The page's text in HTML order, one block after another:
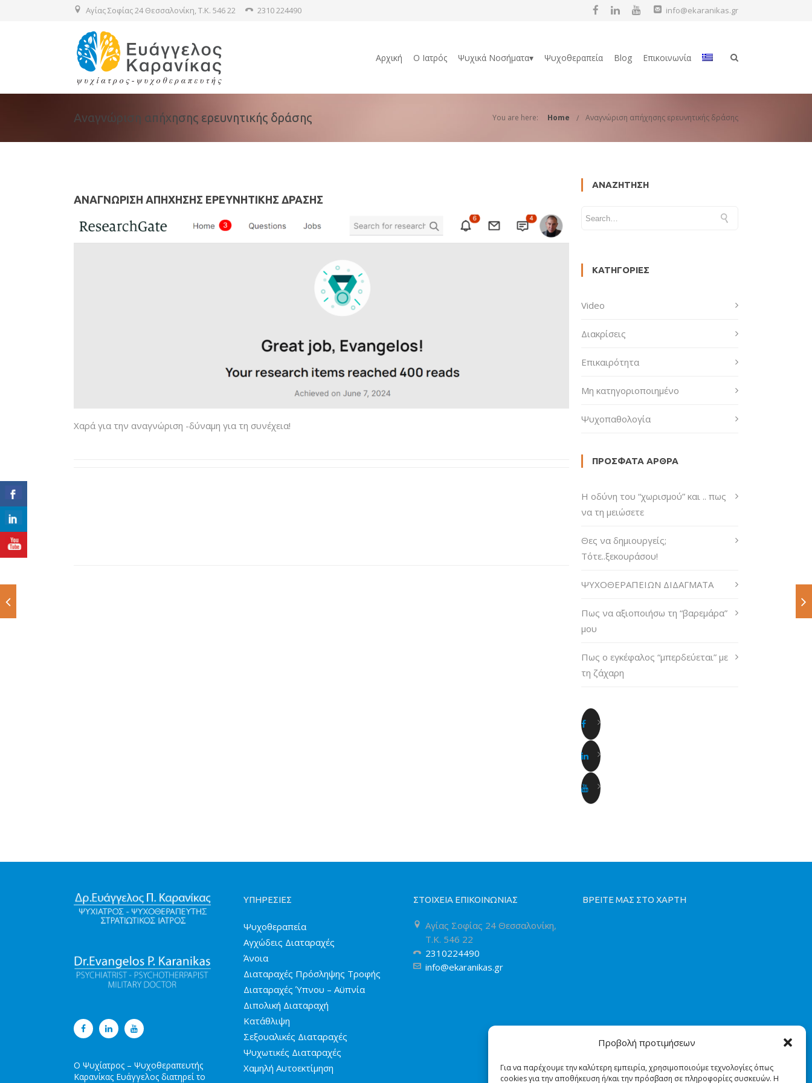
Προβολή προτιμήσεων
Για να παρέχουμε την καλύτερη εμπειρία, χρησιμοποιούμε τεχνολογίες όπως
cookies για την αποθήκευση ή/και την πρόσβαση σε πληροφορίες συσκευών. Η
Αγίας Σοφίας 24 Θεσσαλονίκη, T.K. 546 22 2310 224490 info@ekaranikas.gr
Αρχική Ο Ιατρός Ψυχικά Νοσήματα▾ Ψυχοθεραπεία Blog Επικοινωνία
Αναγνώριση απήχησης ερευνητικής δράσης You are here: Home Αναγνώριση απήχησης ερευνητικής δράσης
ΑΝΑΓΝΏΡΙΣΗ ΑΠΉΧΗΣΗΣ ΕΡΕΥΝΗΤΙΚΉΣ ΔΡΆΣΗΣ
Χαρά για την αναγνώριση -δύναμη για τη συνέχεια!
ΑΝΑΖΉΤΗΣΗ
ΚΑΤΗΓΟΡΊΕΣ
Video
Διακρίσεις
Επικαιρότητα
Μη κατηγοριοποιημένο
Ψυχοπαθολογία
ΠΡΌΣΦΑΤΑ ΆΡΘΡΑ
H οδύνη του “χωρισμού” και .. πως
να τη μειώσετε
Θες να δημιουργείς;
Τότε..ξεκουράσου!
ΨΥΧΟΘΕΡΑΠΕΙΩΝ ΔΙΔΑΓΜΑΤΑ
Πως να αξιοποιήσω τη “βαρεμάρα”
μου
Πως ο εγκέφαλος “μπερδεύεται” με
τη ζάχαρη
Ο Ψυχίατρος – Ψυχοθεραπευτής
Καρανίκας Ευάγγελος διατηρεί το
ΥΠΗΡΕΣΙΕΣ
Ψυχοθεραπεία
Αγχώδεις Διαταραχές
Άνοια
Διαταραχές Πρόσληψης Τροφής
Διαταραχές Ύπνου – Αϋπνία
Διπολική Διαταραχή
Κατάθλιψη
Σεξουαλικές Διαταραχές
Ψυχωτικές Διαταραχές
Χαμηλή Αυτοεκτίμηση
ΣΤΟΙΧΕΙΑ ΕΠΙΚΟΙΝΩΝΙΑΣ
Αγίας Σοφίας 24 Θεσσαλονίκη,
T.K. 546 22
2310224490
info@ekaranikas.gr
ΒΡΕΙΤΕ ΜΑΣ ΣΤΟ ΧΑΡΤΗ